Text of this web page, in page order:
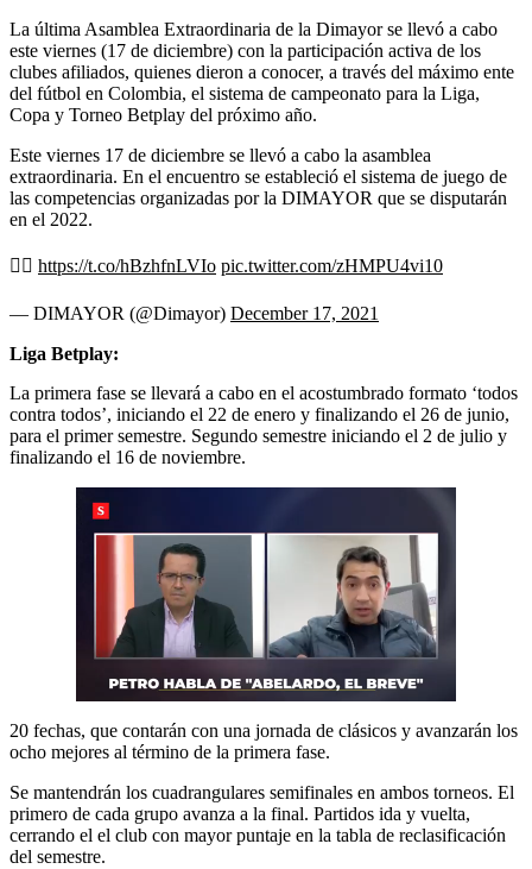
La última Asamblea Extraordinaria de la Dimayor se llevó a cabo
este viernes (17 de diciembre) con la participación activa de los
clubes afiliados, quienes dieron a conocer, a través del máximo ente
del fútbol en Colombia, el sistema de campeonato para la Liga,
Copa y Torneo Betplay del próximo año.
Este viernes 17 de diciembre se llevó a cabo la asamblea
extraordinaria. En el encuentro se estableció el sistema de juego de
las competencias organizadas por la DIMAYOR que se disputarán
en el 2022.
👉🏻 https://t.co/hBzhfnLVIo pic.twitter.com/zHMPU4vi10
— DIMAYOR (@Dimayor) December 17, 2021
Liga Betplay:
La primera fase se llevará a cabo en el acostumbrado formato ‘todos
contra todos’, iniciando el 22 de enero y finalizando el 26 de junio,
para el primer semestre. Segundo semestre iniciando el 2 de julio y
finalizando el 16 de noviembre.
20 fechas, que contarán con una jornada de clásicos y avanzarán los
ocho mejores al término de la primera fase.
Se mantendrán los cuadrangulares semifinales en ambos torneos. El
primero de cada grupo avanza a la final. Partidos ida y vuelta,
cerrando el el club con mayor puntaje en la tabla de reclasificación
del semestre.